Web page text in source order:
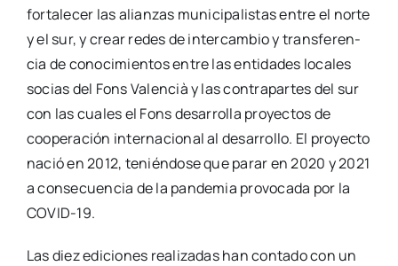
for­ta­le­cer las alian­zas muni­ci­pa­lis­tas entre el nor­te
y el sur, y crear redes de inter­cam­bio y trans­fe­ren­
cia de cono­ci­mien­tos entre las enti­da­des loca­les
socias del Fons Valen­cià y las con­tra­par­tes del sur
con las cua­les el Fons desa­rro­lla pro­yec­tos de
coope­ra­ción inter­na­cio­nal al desa­rro­llo. El pro­yec­to
nació en 2012, tenién­do­se que parar en 2020 y 2021
a con­se­cuen­cia de la pan­de­mia pro­vo­ca­da por la
COVID-19.
Las diez edi­cio­nes rea­li­za­das han con­ta­do con un